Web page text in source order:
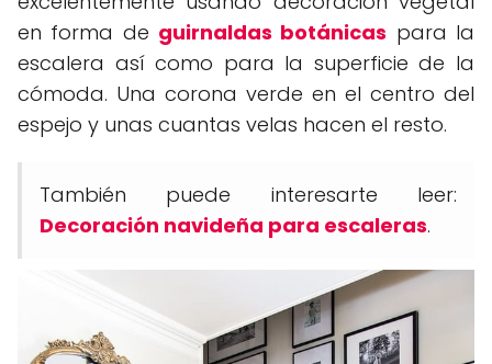
en forma de guirnaldas botánicas para la
escalera así como para la superficie de la
cómoda. Una corona verde en el centro del
espejo y unas cuantas velas hacen el resto.
También puede interesarte leer:
Decoración navideña para escaleras.